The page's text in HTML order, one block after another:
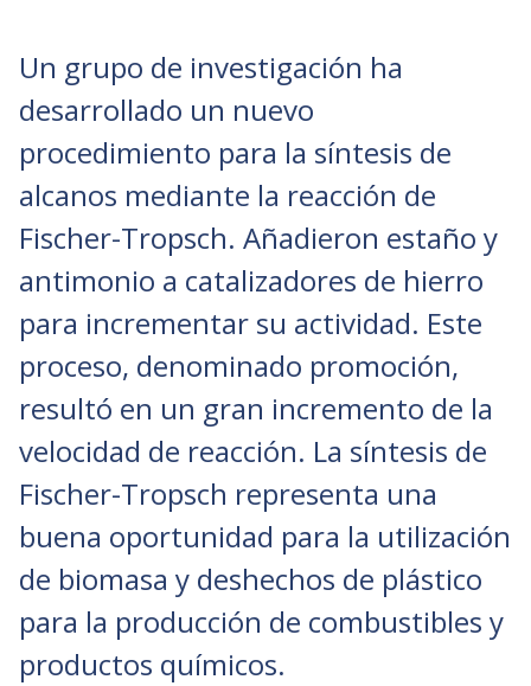
Un grupo de investigación ha
desarrollado un nuevo
procedimiento para la síntesis de
alcanos mediante la reacción de
Fischer-Tropsch. Añadieron estaño y
antimonio a catalizadores de hierro
para incrementar su actividad. Este
proceso, denominado promoción,
resultó en un gran incremento de la
velocidad de reacción. La síntesis de
Fischer-Tropsch representa una
buena oportunidad para la utilización
de biomasa y deshechos de plástico
para la producción de combustibles y
productos químicos.